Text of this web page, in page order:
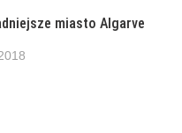
miasto Algarve